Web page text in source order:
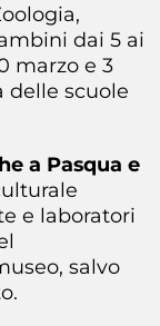
dai 5 ai
marzo e 3
delle scuole
a Pasqua e
e laboratori
salvo